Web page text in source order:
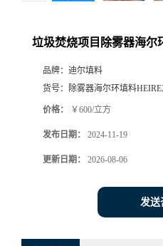
垃圾焚烧项目除雾器海尔
品牌： 迪尔填料
货号：
除雾器海尔环填料
价格： ￥600/立方
发布日期： 2024-11-19
更新日期： 2026-08-06
发送